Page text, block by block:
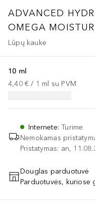
ADVANCED
OMEGA
Lūpų kaukė
10 ml
4,40 € / 1 ml su PVM
Internete:Turime
Nemokamas
Pristatymas: an,
Douglas parduotuvė
Parduotuvės, kuriose